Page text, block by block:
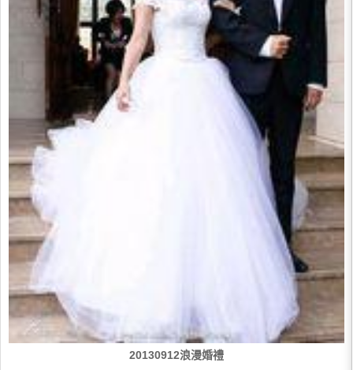
20130912浪漫婚禮